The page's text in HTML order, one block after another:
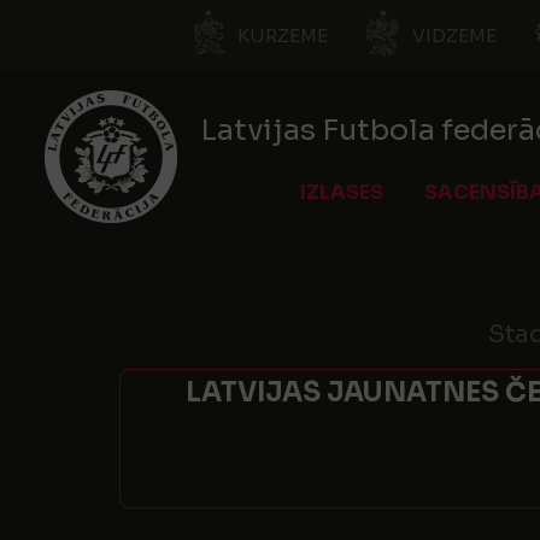
KURZEME VIDZEME
Latvijas Futbola
IZLASES
LATVIJAS JAUNATNES